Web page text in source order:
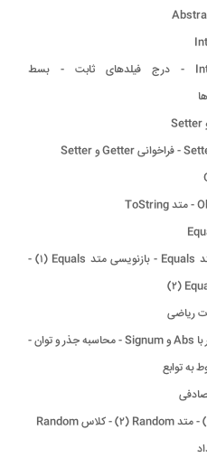
مفهوم Interface - درج فیلدهای ثابت - بسط
مقدمات کار با متد Equals - بازنویسی متد Equals (١) -
کلاس Math - کار با Abs و Signum - محاسبه جذر و توان -
به توابع